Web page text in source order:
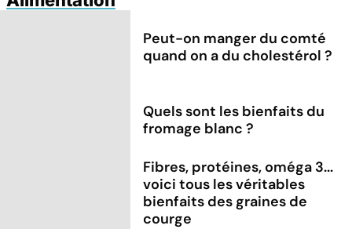
Peut-on manger du comté
quand on a du cholestérol ?
Quels sont les bienfaits du
fromage blanc ?
Fibres, protéines, oméga 3...
voici tous les véritables
bienfaits des graines de
courge